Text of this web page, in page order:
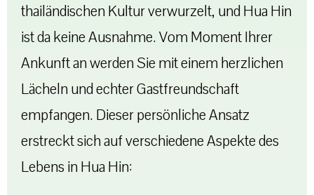
thailändischen Kultur verwurzelt, und Hua Hin
ist da keine Ausnahme. Vom Moment Ihrer
Ankunft an werden Sie mit einem herzlichen
Lächeln und echter Gastfreundschaft
empfangen. Dieser persönliche Ansatz
erstreckt sich auf verschiedene Aspekte des
Lebens in Hua Hin: